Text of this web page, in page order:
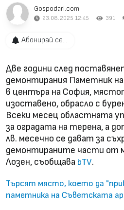
Gospodari.com
23.08.2025 12:45 391
Абонирай се...
Две години след
демонтирания Паметник
в центъра на София,
изоставено, обрасло с
Всеки месец областната
за оградата на терена, а
лв. месечно се дават за
демонтираните части от
Лозен, съобщава bTV.
Търсят място, което да
паметника на Съветската